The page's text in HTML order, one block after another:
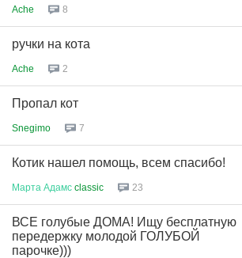
Ache 8
ручки на кота
Ache 2
Пропал кот
Snegimo 7
Котик нашел помощь, всем спасибо!
Марта Адамс classic 23
ВСЕ голубые ДОМА! Ищу бесплатную
передержку молодой ГОЛУБОЙ
парочке)))